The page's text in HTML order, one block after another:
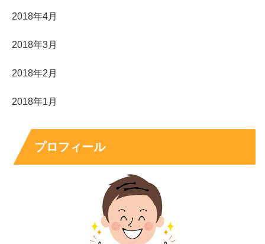
2018年4月
2018年3月
2018年2月
2018年1月
プロフィール